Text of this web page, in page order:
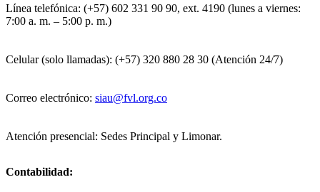
Línea telefónica: (+57) 602 331 90 90, ext. 4190 (lunes a viernes:
7:00 a. m. – 5:00 p. m.)
Celular (solo llamadas): (+57) 320 880 28 30 (Atención 24/7)
Correo electrónico: siau@fvl.org.co
Atención presencial: Sedes Principal y Limonar.
Contabilidad: